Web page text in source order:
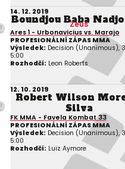
14. 12. 2019
Boundjou Baba
Zeus
Ares 1 - Urbonavicius vs. Marajo
PROFESIONÁLNÍ ZÁPAS MMA
Výsledek: Decision (Unanimous),
5:00
Rozhodčí: Leon Roberts
12. 10. 2019
Robert Wilson
Silva
FK MMA - Favela Kombat 33
PROFESIONÁLNÍ ZÁPAS MMA
Výsledek: Decision (Unanimous),
5:00
Rozhodčí: Luiz Aymore